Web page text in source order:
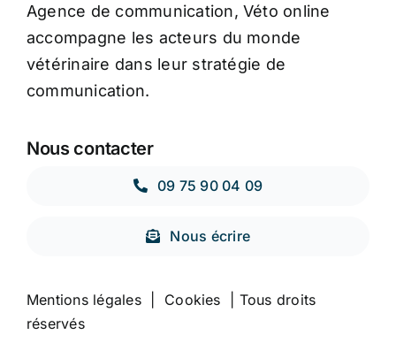
Agence de communication, Véto online
accompagne les acteurs du monde
vétérinaire dans leur stratégie de
communication.
Nous contacter
09 75 90 04 09
Nous écrire
Mentions légales| Cookies | Tous droits
réservés